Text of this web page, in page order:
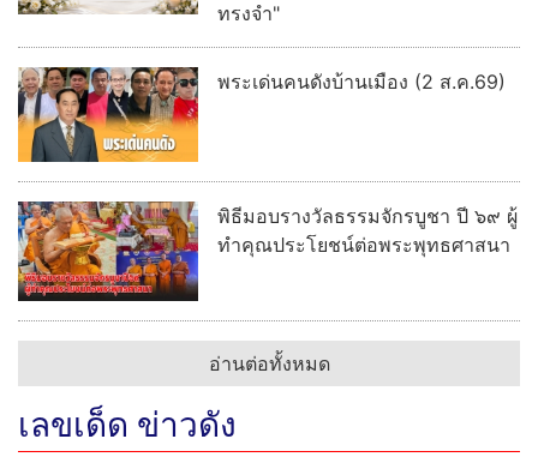
ทรงจำ"
พระเด่นคนดังบ้านเมือง (2 ส.ค.69)
พิธีมอบรางวัลธรรมจักรบูชา ปี ๖๙ ผู้
ทำคุณประโยชน์ต่อพระพุทธศาสนา
อ่านต่อทั้งหมด
เลขเด็ด ข่าวดัง